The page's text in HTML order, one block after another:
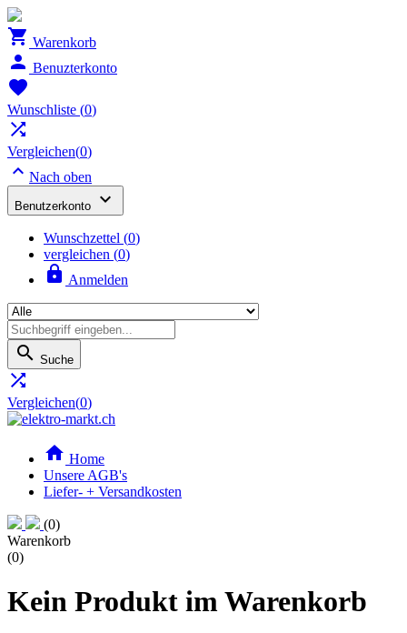
 Warenkorb
 Benuzterkonto

Wunschliste (0)

Vergleichen(0)
 Nach oben
Benutzerkonto 
Wunschzettel (0)
vergleichen (0)
 Anmelden
 Suche

Vergleichen(0)
 Home
Unsere AGB's
Liefer- + Versandkosten
(0)
Warenkorb
(0)
Kein Produkt im Warenkorb